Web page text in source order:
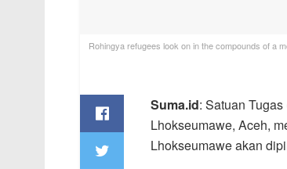
Rohingya refugees look on in the compounds of a
Suma.id: Satuan
Lhokseumawe, Aceh,
Lhokseumawe akan